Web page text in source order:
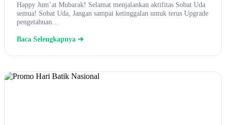
Happy Jum’at Mubarak! Selamat menjalankan aktifitas Sobat Uda
semua! Sobat Uda, Jangan sampai ketinggalan untuk terus Upgrade
pengetahuan…
Baca Selengkapnya ➔